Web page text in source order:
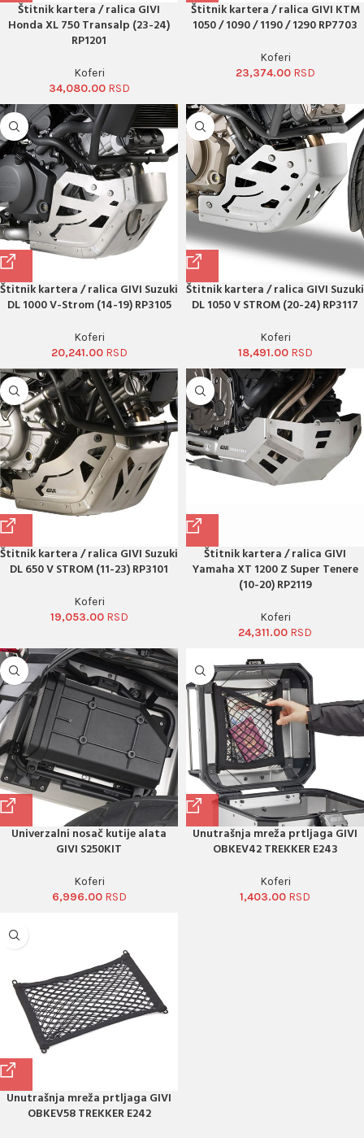
Štitnik kartera / ralica GIVI
Honda XL 750 Transalp (23-24)
RP1201
Koferi
34,080.00
Štitnik kartera / ralica GIVI KTM
1050 / 1090 / 1190 / 1290 RP7703
Koferi
23,374.00
Štitnik kartera / ralica GIVI Suzuki
DL 1000 V-Strom (14-19) RP3105
Koferi
20,241.00
Štitnik kartera / ralica GIVI Suzuki
DL 1050 V STROM (20-24) RP3117
Koferi
18,491.00
Štitnik kartera / ralica GIVI Suzuki
DL 650 V STROM (11-23) RP3101
Koferi
19,053.00
Štitnik kartera / ralica GIVI
Yamaha XT 1200 Z Super Tenere
(10-20) RP2119
Koferi
24,311.00
Univerzalni nosač kutije alata
GIVI S250KIT
Koferi
6,996.00
Unutrašnja mreža prtljaga GIVI
OBKEV42 TREKKER E243
Koferi
1,403.00
Unutrašnja mreža prtljaga GIVI
OBKEV58 TREKKER E242